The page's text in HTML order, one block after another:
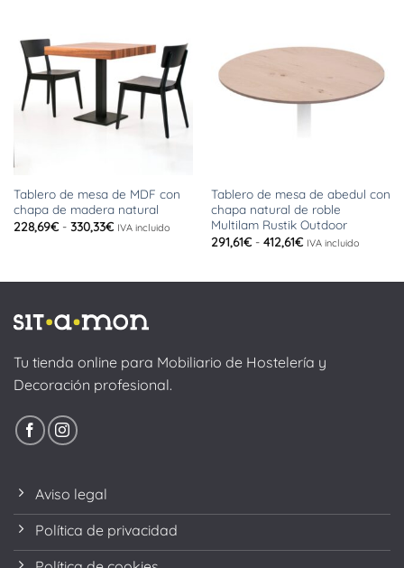
Tablero de mesa de MDF con
chapa de madera natural
228,69€ - 330,33€Rango
hasta
IVA incluido
Tablero de mesa de abedul con
chapa natural de roble
Multilam Rustik Outdoor
291,61€ - 412,61€Rango
IVA incluido
Tu tienda online para Mobiliario de Hostelería y
Decoración profesional.
Aviso legal
Política de privacidad